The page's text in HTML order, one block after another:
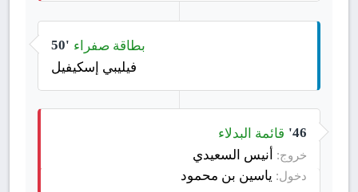
50' بطاقة صفراء
فيليبي إسكيفيل
46' قائمة البدلاء
خروج: أنيس السعيدي
دخول: ياسين بن محمود